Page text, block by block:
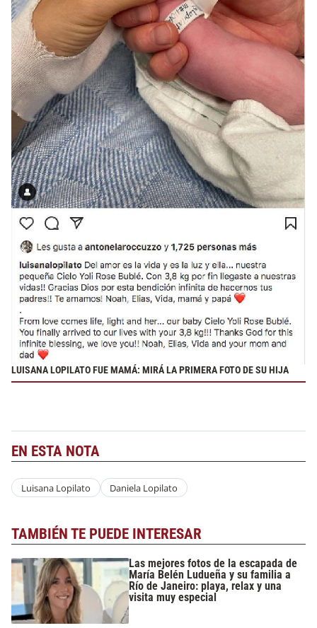
LUISANA LOPILATO FUE MAMÁ: MIRÁ LA PRIMERA FOTO DE SU HIJA
EN ESTA NOTA
Luisana Lopilato Daniela Lopilato
TAMBIÉN TE PUEDE INTERESAR
Las mejores fotos de la escapada de
María Belén Ludueña y su familia a
Río de Janeiro: playa, relax y una
visita muy especial